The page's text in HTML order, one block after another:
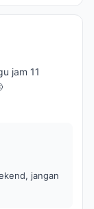
jam 11
jangan